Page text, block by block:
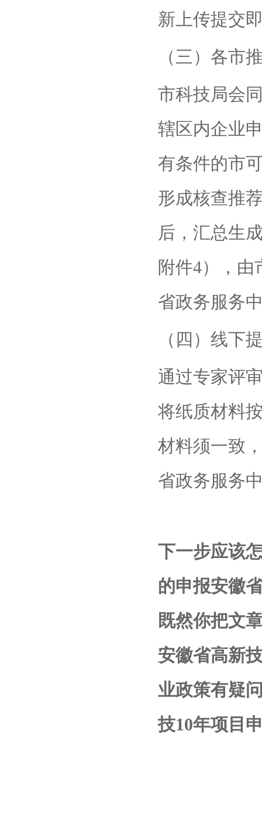
新上传提交
（三）各市
市科技局会
辖区内企业
有条件的市
形成核查推
后，汇总生
附件4），
省政务服务
（四）线下
通过专家评
将纸质材料
材料须一致
省政务服务
下一步应该
的申报安徽
既然你把文
安徽省高新
业政策有疑
技10年项目